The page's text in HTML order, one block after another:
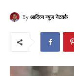
By आदित्य न्यूज नेटवर्क